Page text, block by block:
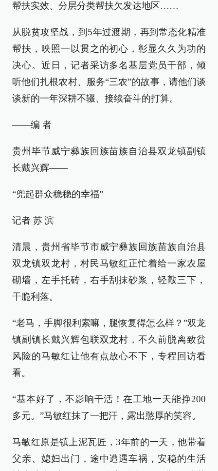
帮扶实效、分层分类帮扶欠发达地区……
从脱贫攻坚战，到5年过渡期，再到常态化精准
帮扶，映照一以贯之的初心，彰显久久为功的
决心。近日，记者采访多名基层党员干部，倾
听他们扎根农村、服务“三农”的故事，请他们谈
谈新的一年深耕不辍、接续奋斗的打算。
——编 者
贵州毕节威宁彝族回族苗族自治县双龙镇副镇
长戴兴辉——
“兜起群众稳稳的幸福”
记者 苏 滨
清晨，贵州省毕节市威宁彝族回族苗族自治县
双龙镇双龙村，村民马敏红正忙着给一家农屋
砌墙，左手托砖，右手刮抹砂浆，轻敲三下，
干脆利落。
“老马，手脚很利索嘛，腿恢复得怎么样？”双龙
镇副镇长戴兴辉包联双龙村，不久前脱离致贫
风险的马敏红让他有点放心不下，专程回访看
看。
“基本好了，不影响干活！在工地一天能挣200
多元。”马敏红抹了一把汗，露出憨厚的笑容。
马敏红原是镇上泥瓦匠，3年前的一天，他带着
父亲、媳妇出门，途中遭遇车祸，安稳的生活